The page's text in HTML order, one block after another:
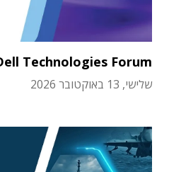
Technologies Forum
שלישי, 13 באוקטובר 2026